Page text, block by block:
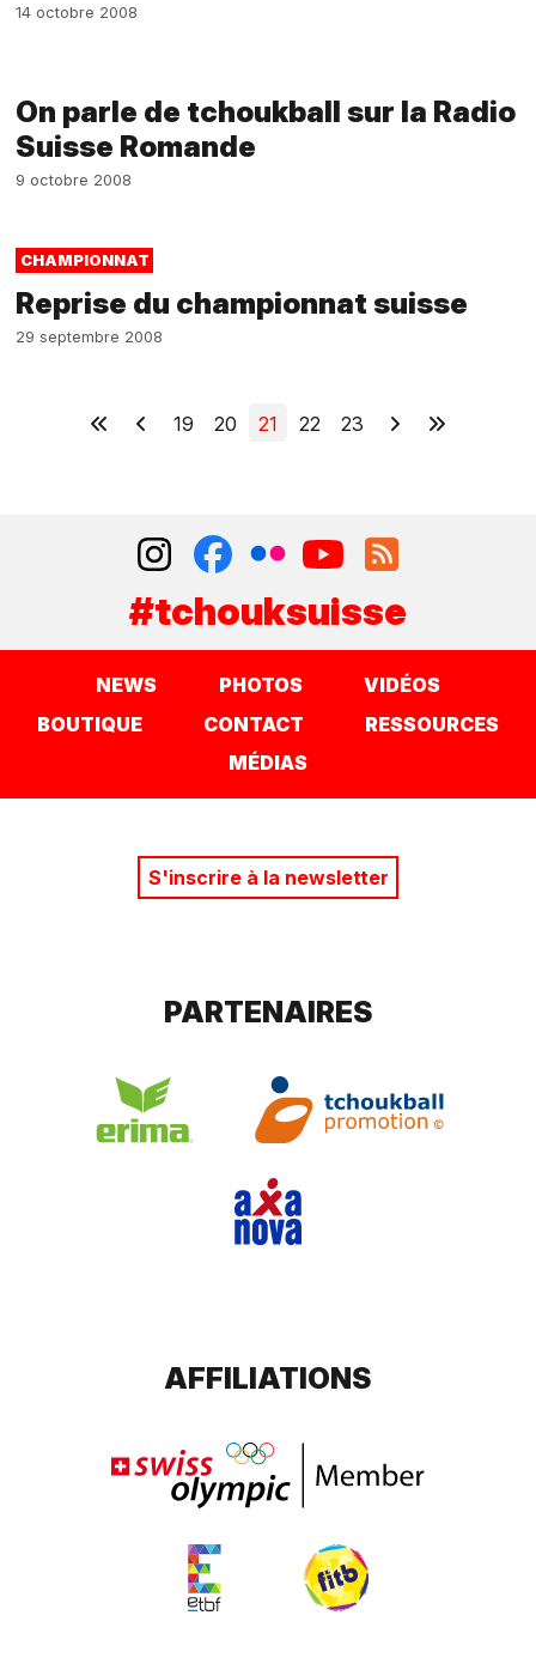
14 octobre 2008
On parle de tchoukball sur la Radio
Suisse Romande
9 octobre 2008
CHAMPIONNAT
Reprise du championnat suisse
29 septembre 2008
19 20 21 22 23
#tchouksuisse
NEWS PHOTOS
VIDÉOS
BOUTIQUE
CONTACT
RESSOURCES
MÉDIAS
S'inscrire à la newsletter
PARTENAIRES
AFFILIATIONS